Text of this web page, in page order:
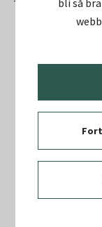
bli så
Barnens
mer än